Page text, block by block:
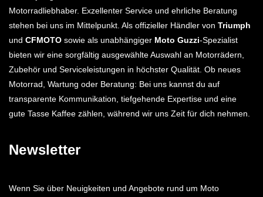
Motorradliebhaber. Exzellenter Service und ehrliche Beratung
stehen bei uns im Mittelpunkt. Als offizieller Händler von Triumph
und CFMOTO sowie als unabhängiger Moto Guzzi-Spezialist
bieten wir eine sorgfältig ausgewählte Auswahl an Motorrädern,
Zubehör und Serviceleistungen in höchster Qualität. Ob neues
Motorrad, Wartung oder Beratung: Bei uns kannst du auf
transparente Kommunikation, tiefgehende Expertise und eine
gute Tasse Kaffee zählen, während wir uns Zeit für dich nehmen.
Newsletter
Wenn Sie über Neuigkeiten und Angebote rund um Moto